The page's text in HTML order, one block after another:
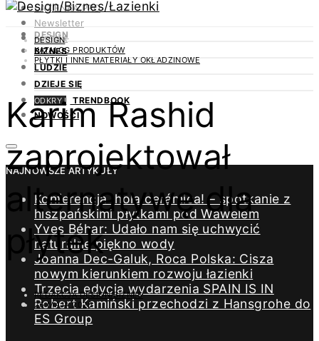
ŁAZIENKA.PRO
Newsletter
Kontakt
DESIGN
BIZNES
LUDZIE
DZIEJE SIĘ
ODKRYJ
TRENDBOOK
NOWOŚCI
NAJNOWSZE ARTYKUŁY
Konferencja ¡hola cerámica! – spotkanie z
hiszpańskimi płytkami pod Wawelem
Yves Béhar: Udało nam się uchwycić
naturalne piękno wody
Joanna Dec-Galuk, Roca Polska: Cisza
nowym kierunkiem rozwoju łazienki
Trzecia edycja wydarzenia SPAIN IS IN
Robert Kamiński przechodzi z Hansgrohe do
ES Group
DESIGN
KATALOG PRODUKTÓW
PŁYTKI I INNE MATERIAŁY OKŁADZINOWE
Karim Rashid
zaprojektował
alternatywę dla
płytek
REDAKCJA DESIGN/BIZNES
26 MAJA 2020